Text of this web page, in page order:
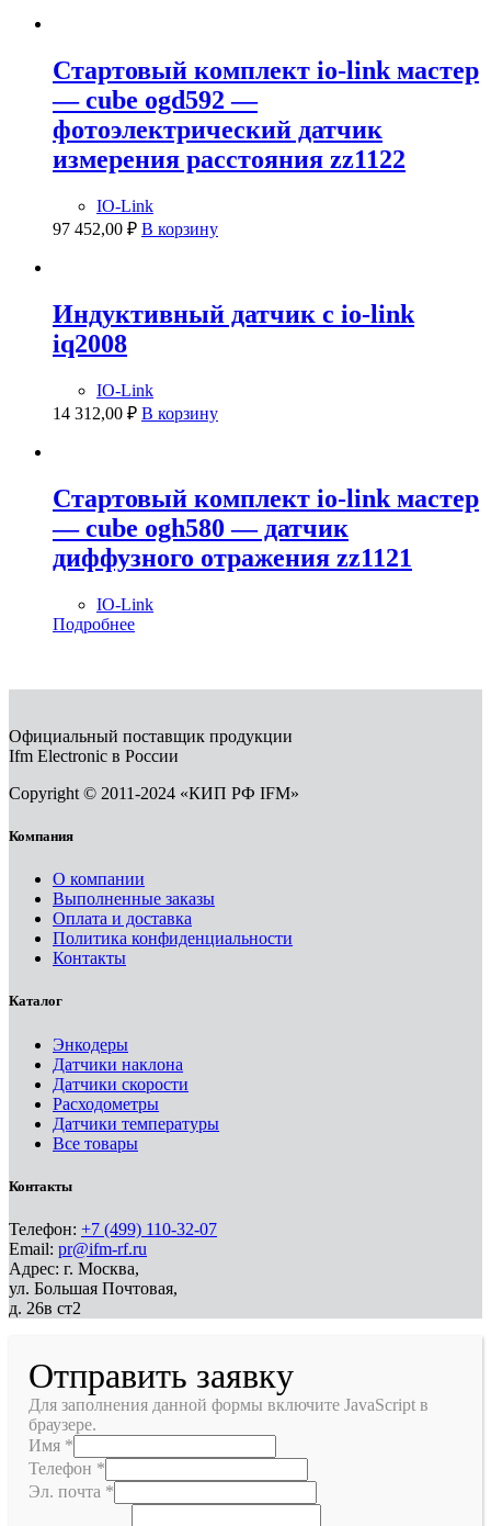
Стартовый комплект io-link мастер
— cube ogd592 —
фотоэлектрический датчик
измерения расстояния zz1122
IO-Link
97 452,00 ₽ В корзину
Индуктивный датчик с io-link
iq2008
IO-Link
14 312,00 ₽ В корзину
Стартовый комплект io-link мастер
— cube ogh580 — датчик
диффузного отражения zz1121
IO-Link
Подробнее
Официальный поставщик продукции
Ifm Electronic в России
Copyright © 2011-2024 «КИП РФ IFM»
Компания
О компании
Выполненные заказы
Оплата и доставка
Политика конфиденциальности
Контакты
Каталог
Энкодеры
Датчики наклона
Датчики скорости
Расходометры
Датчики температуры
Все товары
Контакты
Телефон: +7 (499) 110-32-07
Email: pr@ifm-rf.ru
Адрес: г. Москва,
ул. Большая Почтовая,
д. 26в ст2
Отправить заявку
Для заполнения данной формы включите JavaScript в
браузере.
Имя *
Телефон *
Эл. почта *